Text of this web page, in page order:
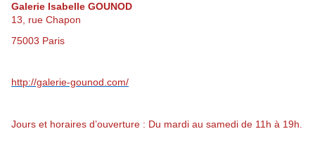
Galerie Isabelle GOUNOD
13, rue Chapon
75003 Paris
http://galerie-gounod.com/
Jours et horaires d’ouverture : Du mardi au samedi de 11h à 19h.